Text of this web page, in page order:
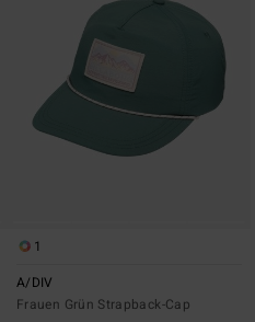
1
A/DIV
Frauen Grün Strapback-Cap